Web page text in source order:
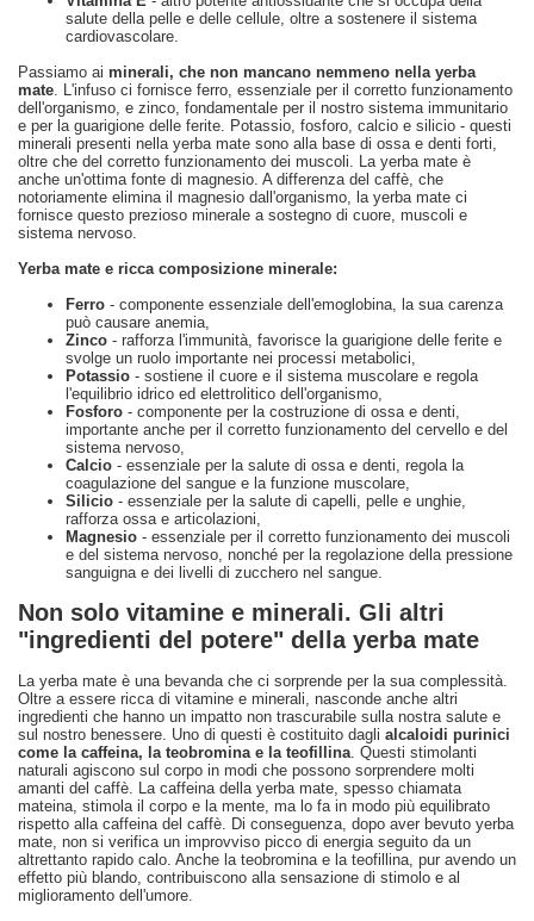
salute della pelle e delle cellule, oltre a sostenere il sistema
cardiovascolare.
Passiamo ai minerali, che non mancano nemmeno nella yerba
mate. L'infuso ci fornisce ferro, essenziale per il corretto funzionamento
dell'organismo, e zinco, fondamentale per il nostro sistema immunitario
e per la guarigione delle ferite. Potassio, fosforo, calcio e silicio - questi
minerali presenti nella yerba mate sono alla base di ossa e denti forti,
oltre che del corretto funzionamento dei muscoli. La yerba mate è
anche un'ottima fonte di magnesio. A differenza del caffè, che
notoriamente elimina il magnesio dall'organismo, la yerba mate ci
fornisce questo prezioso minerale a sostegno di cuore, muscoli e
sistema nervoso.
Yerba mate e ricca composizione minerale:
Ferro - componente essenziale dell'emoglobina, la sua carenza
può causare anemia,
Zinco - rafforza l'immunità, favorisce la guarigione delle ferite e
svolge un ruolo importante nei processi metabolici,
Potassio - sostiene il cuore e il sistema muscolare e regola
l'equilibrio idrico ed elettrolitico dell'organismo,
Fosforo - componente per la costruzione di ossa e denti,
importante anche per il corretto funzionamento del cervello e del
sistema nervoso,
Calcio - essenziale per la salute di ossa e denti, regola la
coagulazione del sangue e la funzione muscolare,
Silicio - essenziale per la salute di capelli, pelle e unghie,
rafforza ossa e articolazioni,
Magnesio - essenziale per il corretto funzionamento dei muscoli
e del sistema nervoso, nonché per la regolazione della pressione
sanguigna e dei livelli di zucchero nel sangue.
Non solo vitamine e minerali. Gli altri
"ingredienti del potere" della yerba mate
La yerba mate è una bevanda che ci sorprende per la sua complessità.
Oltre a essere ricca di vitamine e minerali, nasconde anche altri
ingredienti che hanno un impatto non trascurabile sulla nostra salute e
sul nostro benessere. Uno di questi è costituito dagli alcaloidi purinici
come la caffeina, la teobromina e la teofillina. Questi stimolanti
naturali agiscono sul corpo in modi che possono sorprendere molti
amanti del caffè. La caffeina della yerba mate, spesso chiamata
mateina, stimola il corpo e la mente, ma lo fa in modo più equilibrato
rispetto alla caffeina del caffè. Di conseguenza, dopo aver bevuto yerba
mate, non si verifica un improvviso picco di energia seguito da un
altrettanto rapido calo. Anche la teobromina e la teofillina, pur avendo un
effetto più blando, contribuiscono alla sensazione di stimolo e al
miglioramento dell'umore.